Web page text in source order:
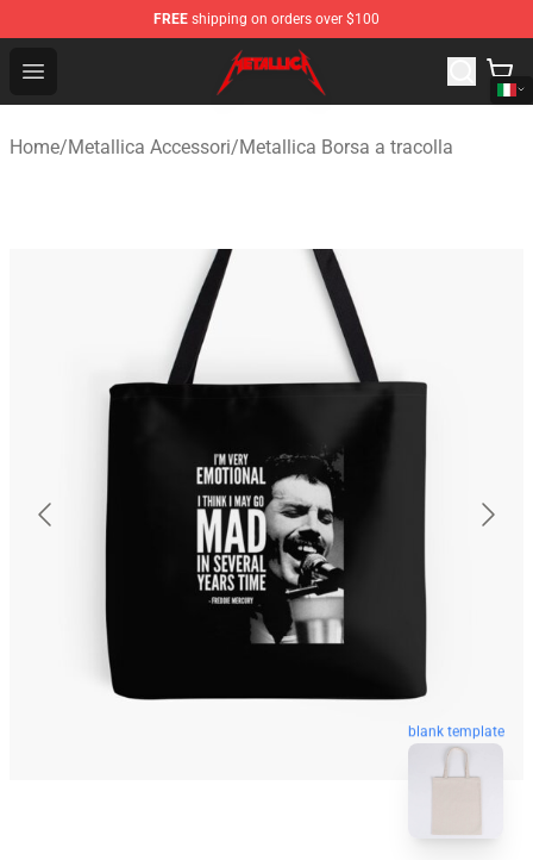
FREE shipping on orders over $100
Open menu
Metallica Store - Official Metallica Merchandise Shop
Home/Metallica Accessori/Metallica Borsa a tracolla
blank template